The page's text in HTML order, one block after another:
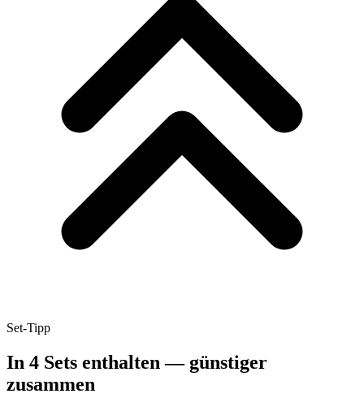
Set-Tipp
In 4 Sets enthalten — günstiger
zusammen